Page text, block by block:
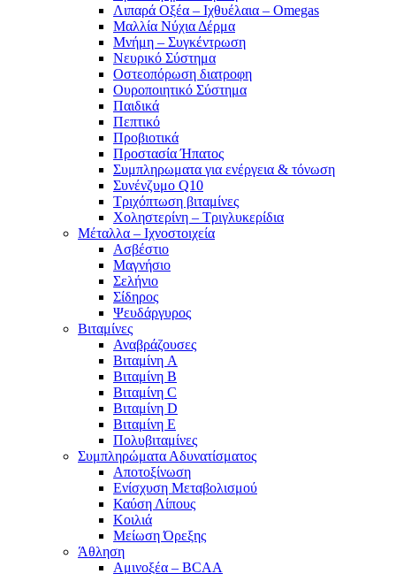
Λιπαρά Οξέα – Ιχθυέλαια – Omegas
Μαλλία Νύχια Δέρμα
Μνήμη – Συγκέντρωση
Νευρικό Σύστημα
Οστεοπόρωση διατροφη
Ουροποιητικό Σύστημα
Παιδικά
Πεπτικό
Προβιοτικά
Προστασία Ήπατος
Συμπληρωματα για ενέργεια & τόνωση
Συνένζυμο Q10
Τριχόπτωση βιταμίνες
Χοληστερίνη – Τριγλυκερίδια
Μέταλλα – Ιχνοστοιχεία
Ασβέστιο
Μαγνήσιο
Σελήνιο
Σίδηρος
Ψευδάργυρος
Βιταμίνες
Αναβράζουσες
Βιταμίνη A
Βιταμίνη B
Βιταμίνη C
Βιταμίνη D
Βιταμίνη E
Πολυβιταμίνες
Συμπληρώματα Αδυνατίσματος
Αποτοξίνωση
Ενίσχυση Μεταβολισμού
Καύση Λίπους
Κοιλιά
Μείωση Όρεξης
Άθληση
Αμινοξέα – BCAA